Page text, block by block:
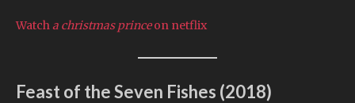
Watcha christmas princeon netflix
Feast of the Seven Fishes (2018)